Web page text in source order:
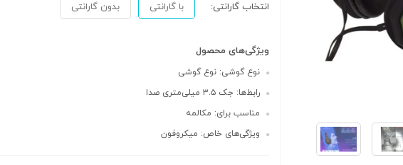
انتخاب گارانتی: با گارانتی بدون گارانتی
ویژگی‌های محصول
نوع گوشی: نوع گوشی
رابط‌ها: جک ۳.۵ میلی‌متری صدا
مناسب برای: مکالمه
ویژگی‌های خاص: میکروفون